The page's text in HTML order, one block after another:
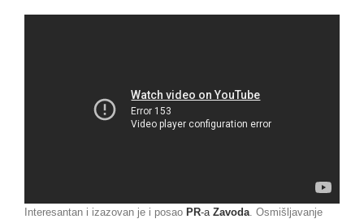
Interesantan i izazovan je i posao PR-a Zavoda . Osmišljavanje